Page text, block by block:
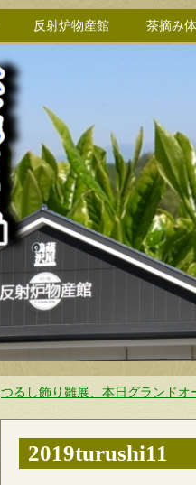
反射炉物産館 茶摘み
つるし飾り雛展、本日グランドオ
2019turushi11